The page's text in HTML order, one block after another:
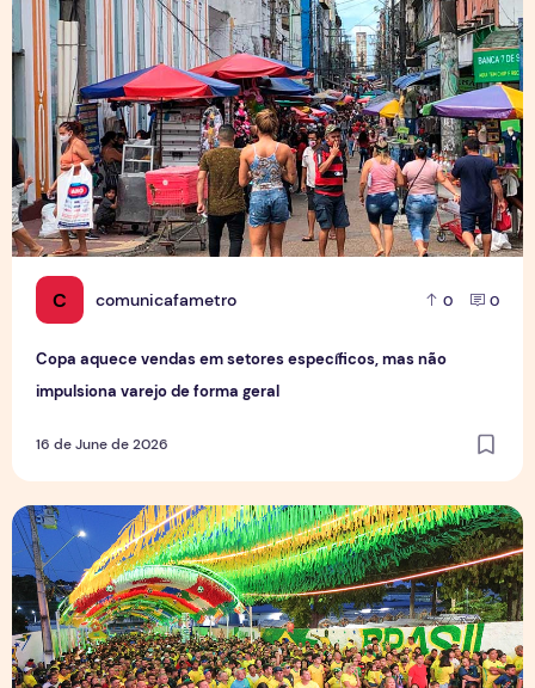
C comunicafametro 0 0
Copa aquece vendas em setores específicos, mas não
impulsiona varejo de forma geral
16 de June de 2026
Tradição das Ruas da Copa mobiliza moradores e